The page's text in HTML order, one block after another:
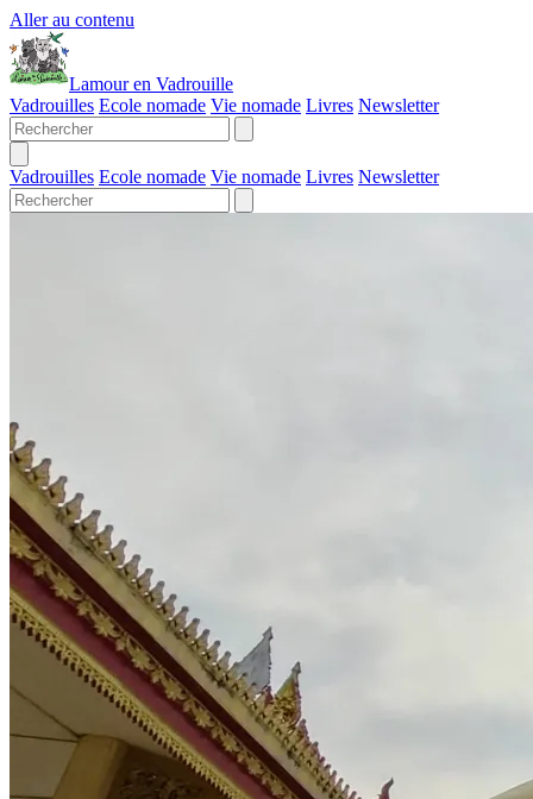
Aller au contenu
Lamour en Vadrouille
Vadrouilles Ecole nomade Vie nomade Livres Newsletter
Vadrouilles Ecole nomade Vie nomade Livres Newsletter